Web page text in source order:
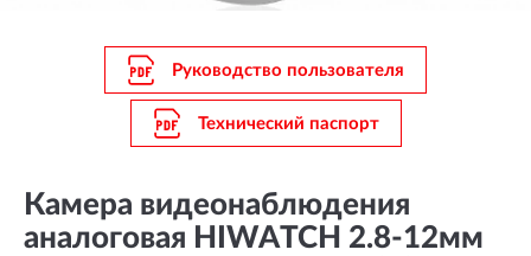
Руководство пользователя
Технический паспорт
Камера видеонаблюдения
аналоговая HIWATCH 2.8-12мм